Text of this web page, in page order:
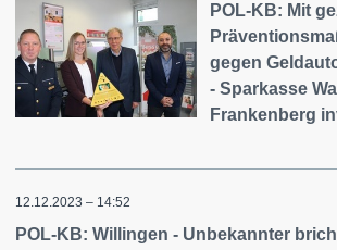
POL-KB: Mit
gegen
- Sparkasse
Frankenberg
12.12.2023 – 14:52
POL-KB: Willingen - Unbekannter